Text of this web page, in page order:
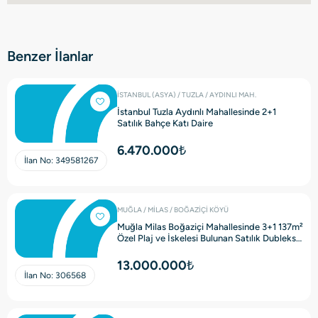
Benzer İlanlar
İlan No: 349581267
İSTANBUL (ASYA) / TUZLA / AYDINLI MAH.
İstanbul Tuzla Aydınlı Mahallesinde 2+1
Satılık Bahçe Katı Daire
6.470.000₺
İlan No: 306568
MUĞLA / MİLAS / BOĞAZİÇİ KÖYÜ
Muğla Milas Boğaziçi Mahallesinde 3+1 137m²
Özel Plaj ve İskelesi Bulunan Satılık Dubleks
13.000.000₺